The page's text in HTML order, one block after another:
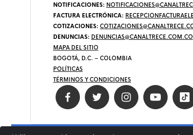
NOTIFICACIONES:
FACTURA ELECTRÓNICA:
COTIZACIONES:
DENUNCIAS: DENUNCIAS@CANALTRECE.COM.CO
MAPA DEL SITIO
BOGOTÁ, D.C. – COLOMBIA
POLÍTICAS
TÉRMINOS Y CONDICIONES